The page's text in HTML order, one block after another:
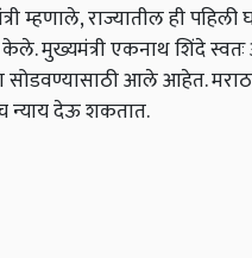
म्हणाले, राज्यातील ही
मुख्यमंत्री एकनाथ शिंदे स्वतः
आले आहेत.
न्याय देऊ शकतात.